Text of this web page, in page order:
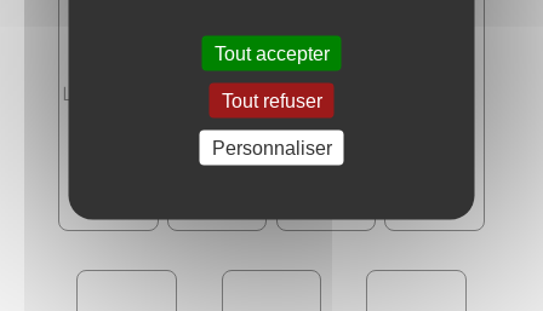
Logemen
Transport
s -
Mobilité
Argent -
Impôts -
Consom
Tout accepter
Tout refuser
Personnaliser